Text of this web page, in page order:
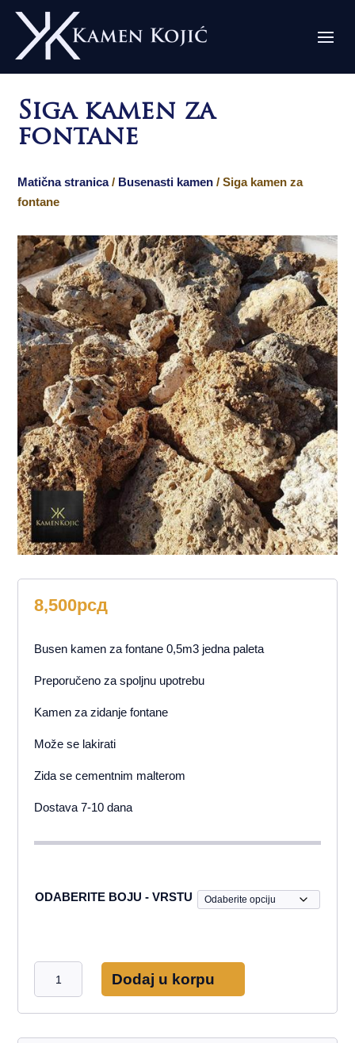
Siga kamen za
fontane
Matična stranica/ Busenasti kamen / Siga kamen za
fontane
8,500рсд
Busen kamen za fontane 0,5m3 jedna paleta
Preporučeno za spoljnu upotrebu
Kamen za zidanje fontane
Može se lakirati
Zida se cementnim malterom
Dostava 7-10 dana
ODABERITE BOJU - VRSTU
za
Dodaj u korpu